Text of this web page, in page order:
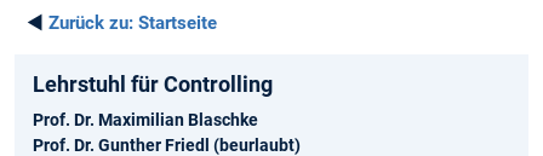
◄ Zurück zu: Startseite
Lehrstuhl für Controlling
Prof. Dr. Maximilian Blaschke
Prof. Dr. Gunther Friedl (beurlaubt)